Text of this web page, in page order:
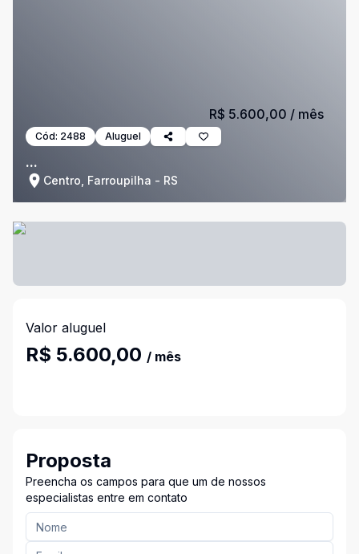
Cód: 2488 Aluguel
...
Centro, Farroupilha - RS
R$ 5.600,00 / mês
Valor aluguel
R$ 5.600,00 / mês
Proposta
Preencha os campos para que um de nossos
especialistas entre em contato